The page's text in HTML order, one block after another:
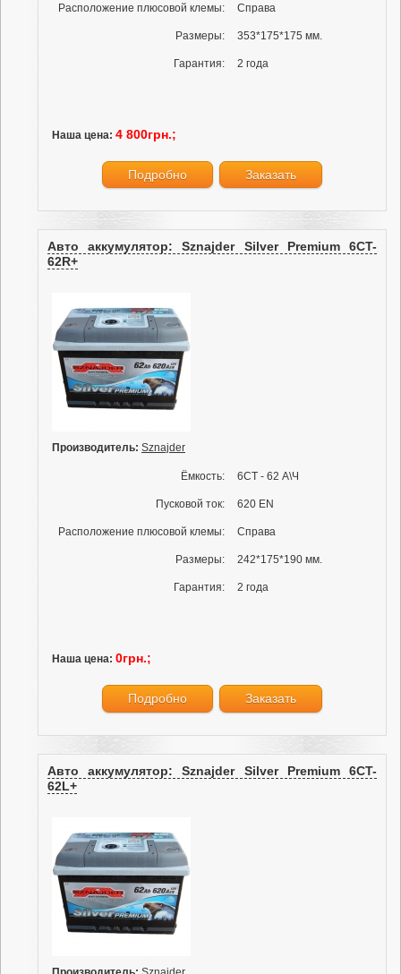
Расположение плюсовой клемы: Справа
Размеры: 353*175*175 мм.
Гарантия: 2 года
Наша цена: 4 800грн.;
Подробно Заказать
Авто аккумулятор: Sznajder Silver Premium 6CT-
62R+
Производитель: Sznajder
Ёмкость: 6СТ - 62 А\Ч
Пусковой ток: 620 EN
Расположение плюсовой клемы: Справа
Размеры: 242*175*190 мм.
Гарантия: 2 года
Наша цена: 0грн.;
Подробно Заказать
Авто аккумулятор: Sznajder Silver Premium 6CT-
62L+